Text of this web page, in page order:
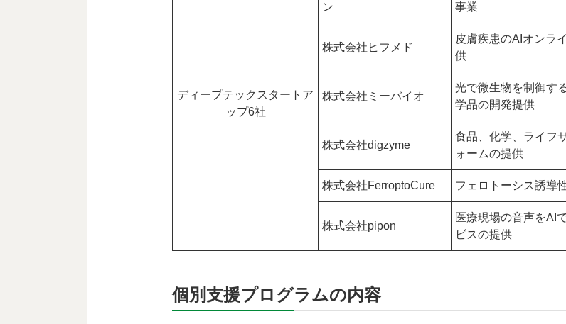
ディープテックスタートア
ップ6社
ン
事業
株式会社ヒフメド
皮膚疾患のAIオンラ
供
株式会社ミーバイオ
光で微生物を制御す
学品の開発提供
株式会社digzyme
食品、化学、ライフ
ォームの提供
株式会社FerroptoCure フェロトーシス誘導
株式会社pipon
医療現場の音声をAI
ビスの提供
個別支援プログラムの内容